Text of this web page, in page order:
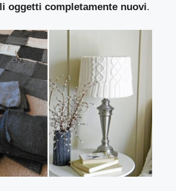
oggetti completamente nuovi.